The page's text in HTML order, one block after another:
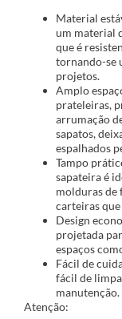
Material
um material
que é
tornando-se
projetos.
Amplo
prateleiras,
arrumação
sapatos,
espalhados
Tampo
sapateira é
molduras de
carteiras que
Design
projetada
espaços
Fácil de
fácil de
manutenção.
Atenção: